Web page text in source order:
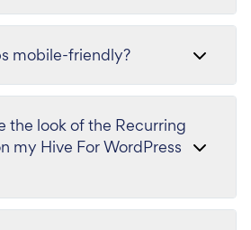
mobile-friendly?
the look of the Recurring
my Hive For WordPress